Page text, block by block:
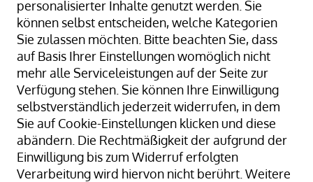
personalisierter Inhalte genutzt werden. Sie
können selbst entscheiden, welche Kategorien
Sie zulassen möchten. Bitte beachten Sie, dass
auf Basis Ihrer Einstellungen womöglich nicht
mehr alle Serviceleistungen auf der Seite zur
Verfügung stehen. Sie können Ihre Einwilligung
selbstverständlich jederzeit widerrufen, in dem
Sie auf Cookie-Einstellungen klicken und diese
abändern. Die Rechtmäßigkeit der aufgrund der
Einwilligung bis zum Widerruf erfolgten
Verarbeitung wird hiervon nicht berührt. Weitere
Gummibänder, natur/transparent; 260 mm Ø x 5 x 2
mm; lose geschüttet
Zum
Ende
der
Bildergalerie
springen